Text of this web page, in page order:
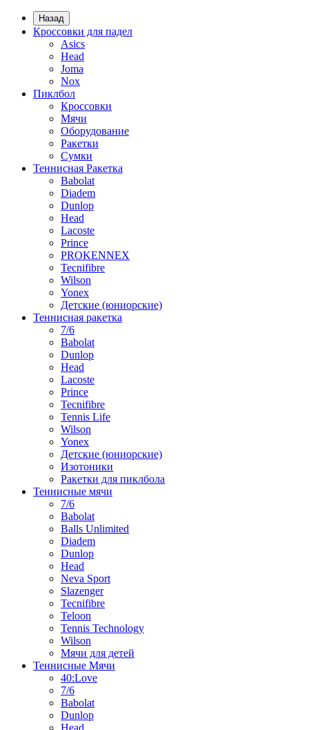
Назад
Кроссовки для падел
Asics
Head
Joma
Nox
Пиклбол
Кроссовки
Мячи
Оборудование
Ракетки
Сумки
Теннисная Ракетка
Babolat
Diadem
Dunlop
Head
Lacoste
Prince
PROKENNEX
Tecnifibre
Wilson
Yonex
Детские (юниорские)
Теннисная ракетка
7/6
Babolat
Dunlop
Head
Lacoste
Prince
Tecnifibre
Tennis Life
Wilson
Yonex
Детские (юниорские)
Изотоники
Ракетки для пиклбола
Теннисные мячи
7/6
Babolat
Balls Unlimited
Diadem
Dunlop
Head
Neva Sport
Slazenger
Tecnifibre
Teloon
Tennis Technology
Wilson
Мячи для детей
Теннисные Мячи
40:Love
7/6
Babolat
Dunlop
Head